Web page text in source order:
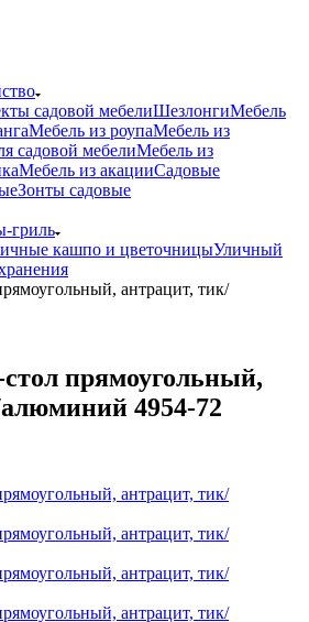
садовой мебелиШезлонгиМебель
Мебель из роупаМебель из
садовой мебелиМебель из
Мебель из акацииСадовые
Зонты садовые
гриль
кашпо и цветочницыУличный
антрацит, тик/
прямоугольный,
4954-72